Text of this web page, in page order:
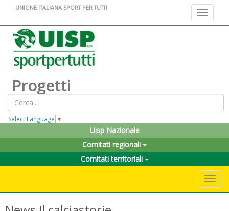
Toggle
UNIONE ITALIANA SPORT PER TUTTI
Progetti
Select Language ▼
Uisp Nazionale
Comitati regionali
Comitati territoriali